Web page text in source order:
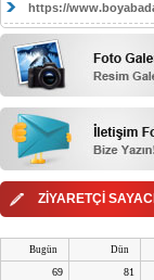
https://
ZİYARETÇİ SAYACI
Bugün Dün
69 81